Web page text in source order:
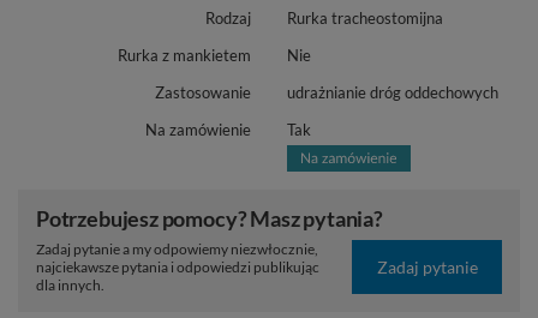
Rodzaj
Rurka tracheostomijna
Rurka z mankietem
Nie
Zastosowanie
udrażnianie dróg oddechowych
Na zamówienie
Tak
Potrzebujesz pomocy? Masz pytania?
Zadaj pytanie a my odpowiemy niezwłocznie,
najciekawsze pytania i odpowiedzi publikując
dla innych.
Zadaj pytanie